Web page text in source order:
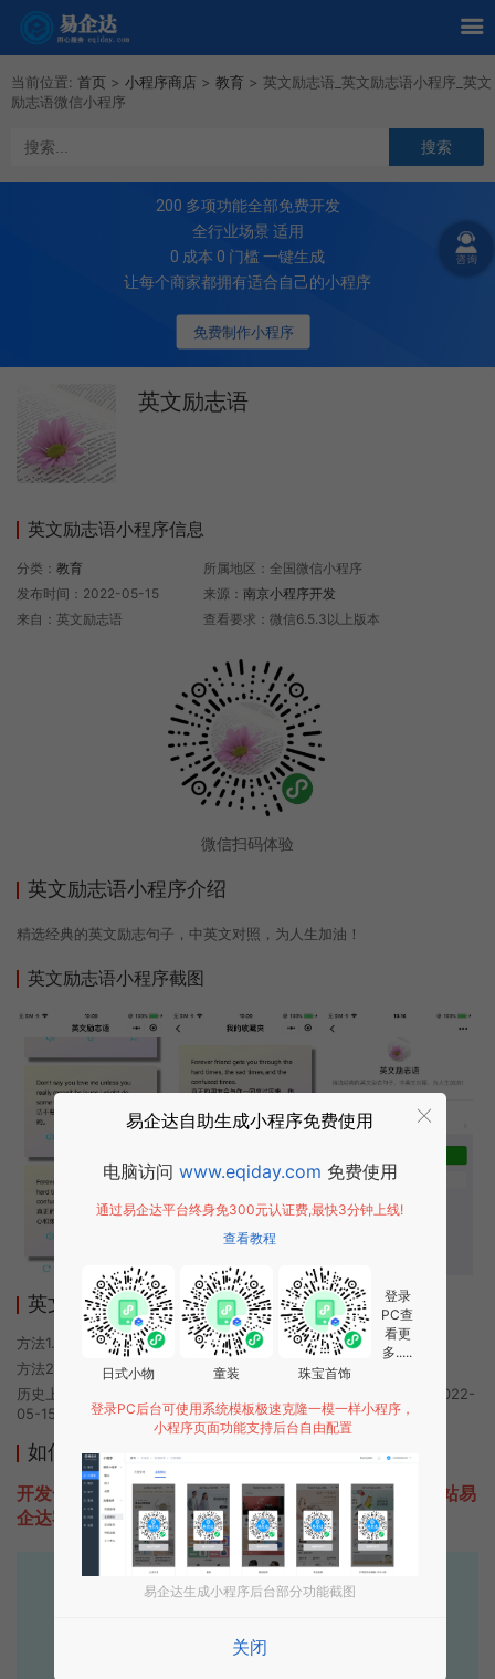
当前位置: 首页 > 小程序商店 > 教育 > 英文励志语_英文励志语小程序_英文
励志语微信小程序
免费制作小程序
200 多项功能全部免费开发
全行业场景 适用
0 成本 0 门槛 一键生成
让每个商家都拥有适合自己的小程序
英文励志语
英文励志语小程序信息
分类： 教育
发布时间：2022-05-15
来自：英文励志语
所属地区：全国微信小程序
来源： 南京小程序开发
查看要求：微信6.5.3以上版本
微信扫码体验
英文励志语小程序介绍
精选经典的英文励志句子，中英文对照，为人生加油！
英文励志语小程序截图
英文励志语小程序使用方法
方法1. 使用微信扫描本页面上方二维码进入英文励志语的小程序
方法2. 在微信中搜索“英文励志语”即可进入小程序
历史上的今时小程序由英文励志语团队开发，易企达小程序商店于2022-
05-15 08:36发布
如何开发类似英文励志语的小程序
开发一款类似英文励志语的小程序不难，只需要咨询本站易
企达客服即可为您定制开发，免费提供报价。
易企达10年行业沉淀！
立即拨打电话享优惠
易企达自助生成小程序免费使用
电脑访问 www.eqiday.com 免费使用
通过易企达平台终身免300元认证费,最快3分钟上线!
查看教程
日式小物 童装 珠宝首饰
登录
PC查
看更
多.....
登录PC后台可使用系统模板极速克隆一模一样小程序，
小程序页面功能支持后台自由配置
易企达生成小程序后台部分功能截图
关闭